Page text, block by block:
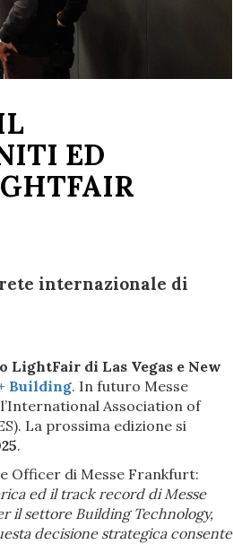
ED
internazionale di
LightFair di Las Vegas e New
Building. In futuro Messe
Association of
La prossima edizione si
.
Officer di Messe Frankfurt:
ed il track record di Messe
il settore Building Technology,
decisione strategica consente